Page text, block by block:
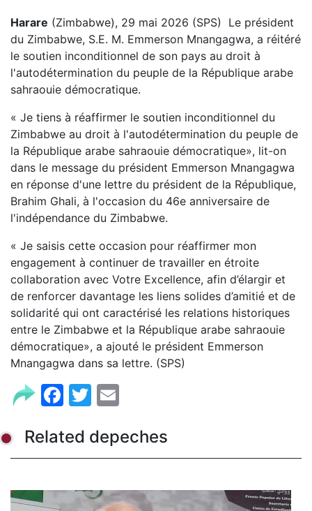
Harare (Zimbabwe), 29 mai 2026 (SPS) Le président
du Zimbabwe, S.E. M. Emmerson Mnangagwa, a réitéré
le soutien inconditionnel de son pays au droit à
l'autodétermination du peuple de la République arabe
sahraouie démocratique.
« Je tiens à réaffirmer le soutien inconditionnel du
Zimbabwe au droit à l'autodétermination du peuple de
la République arabe sahraouie démocratique», lit-on
dans le message du président Emmerson Mnangagwa
en réponse d'une lettre du président de la République,
Brahim Ghali, à l'occasion du 46e anniversaire de
l'indépendance du Zimbabwe.
« Je saisis cette occasion pour réaffirmer mon
engagement à continuer de travailler en étroite
collaboration avec Votre Excellence, afin d’élargir et
de renforcer davantage les liens solides d’amitié et de
solidarité qui ont caractérisé les relations historiques
entre le Zimbabwe et la République arabe sahraouie
démocratique», a ajouté le président Emmerson
Mnangagwa dans sa lettre. (SPS)
Facebook
Twitter
Related depeches